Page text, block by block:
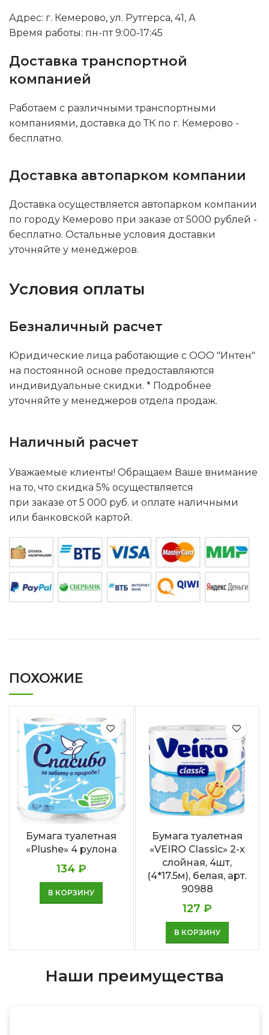
Адрес: г. Кемерово, ул. Рутгерса, 41, А
Время работы: пн-пт 9:00-17:45
Доставка транспортной
компанией
Работаем с различными транспортными
компаниями, доставка до ТК по г. Кемерово -
бесплатно.
Доставка автопарком компании
Доставка осуществляется автопарком компании
по городу Кемерово при заказе от 5000 рублей -
бесплатно. Остальные условия доставки
уточняйте у менеджеров.
Условия оплаты
Безналичный расчет
Юридические лица работающие с ООО "Интен"
на постоянной основе предоставляются
индивидуальные скидки. * Подробнее
уточняйте у менеджеров отдела продаж.
Наличный расчет
Уважаемые клиенты! Обращаем Ваше внимание
на то, что скидка 5% осуществляется
при заказе от 5 000 руб. и оплате наличными
или банковской картой.
ПОХОЖИЕ
Бумага туалетная
«Plushe» 4 рулона
134 ₽
В КОРЗИНУ
Бумага туалетная
«VEIRO Classic» 2-х
слойная, 4шт,
(4*17.5м), белая, арт.
90988
127 ₽
В КОРЗИНУ
Наши преимущества